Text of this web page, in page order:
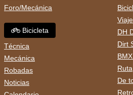
Foro/Mecánica
Bicicleta
Técnica
Mecánica
Robadas
Noticias
DH
Dirt
De